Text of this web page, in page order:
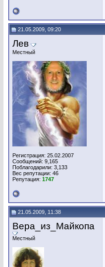
21.05.2009, 09:20
Лев
Местный
Регистрация: 25.02.2007
Сообщений: 9,165
Поблагодарили: 3,133
Вес репутации: 46
Репутация: 1747
21.05.2009, 11:38
Вера_из_Майкопа
Местный